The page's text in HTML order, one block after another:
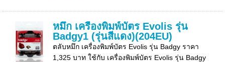
หมึก เครื่องพิมพ์บัตร Evolis รุ่น
Badgy1 (รุ่นสีแดง)(204EU)
ตลับหมึก เครื่องพิมพ์บัตร Evolis รุ่น Badgy ราคา
1,325 บาท ใช้กับ เครื่องพิมพ์บัตร Evolis รุ่น Badgy